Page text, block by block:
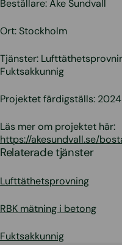
Beställare: Åke Sundvall
Ort: Stockholm
Tjänster:
Fuktsakkunnig
Projektet färdigställs: 2024
Läs mer om projektet här:
https://akesundvall.se/
Relaterade tjänster
Lufttäthetsprovning
RBK mätning i betong
Fuktsakkunnig